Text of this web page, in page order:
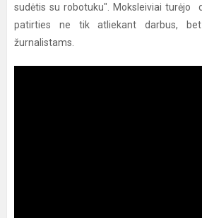
sudėtis su robotuku". Moksleiviai turėjo
patirties ne tik atliekant darbus,
žurnalistams.